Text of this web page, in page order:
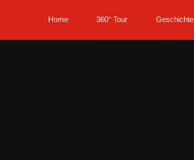
Home 360° Tour Geschichte